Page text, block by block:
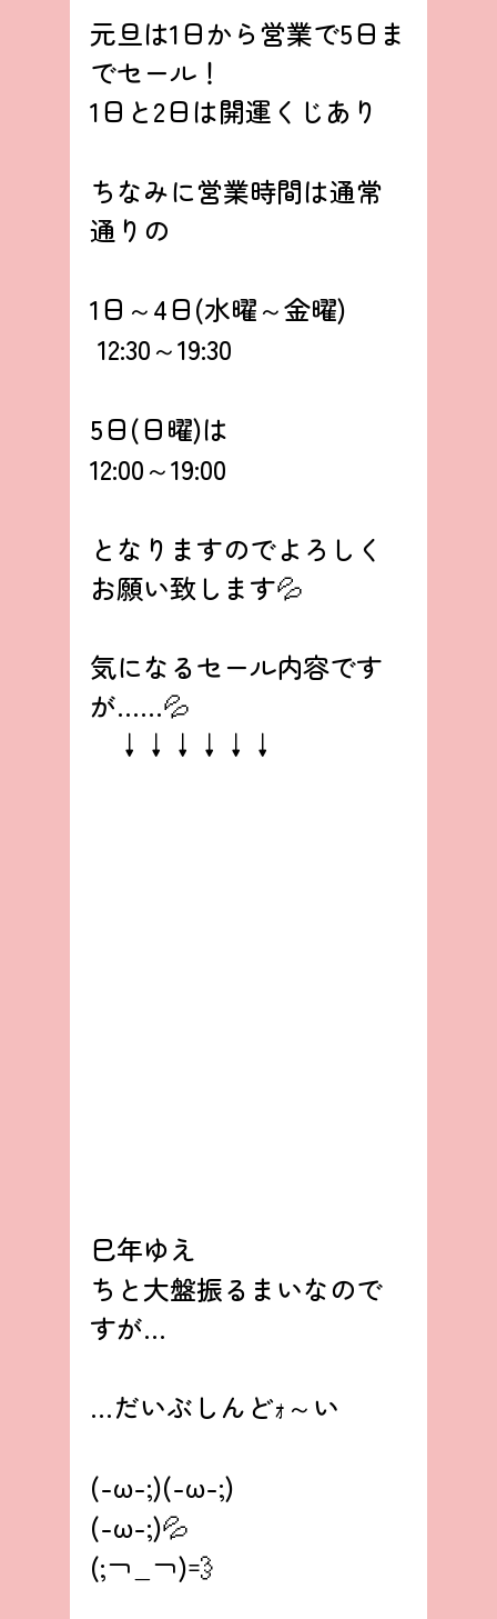
元旦は1日から営業で5日ま
でセール！
1日と2日は開運くじあり
ちなみに営業時間は通常
通りの
1日～4日(水曜～金曜)
12:30～19:30
5日(日曜)は
12:00～19:00
となりますのでよろしく
お願い致します💦
気になるセール内容です
が……💦
↓↓↓↓↓↓
巳年ゆえ
ちと大盤振るまいなので
すが…
…だいぶしんどｫ～い
(-ω-;)(-ω-;)
(-ω-;)💦
(;￢_￢)💨